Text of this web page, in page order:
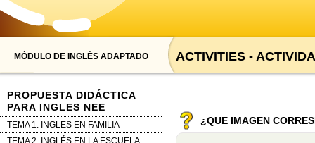
MÓDULO DE INGLÉS ADAPTADO
PROPUESTA DIDÁCTICA
PARA INGLES NEE
TEMA 1: INGLES EN FAMILIA
TEMA 2: INGLÉS EN LA ESCUELA
ACTIVITIES -
¿QUE IMAGEN